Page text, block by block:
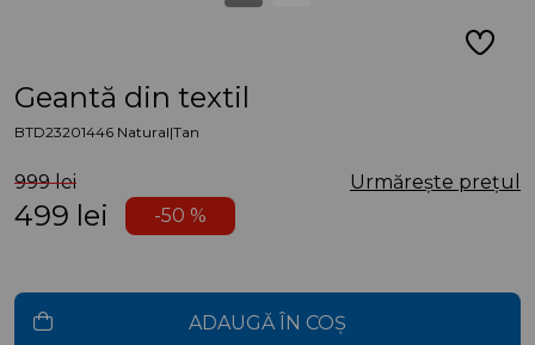
Geantă din textil
BTD23201446 Natural|Tan
999 lei Urmărește prețul
499 lei -50 %
ADAUGĂ ÎN COȘ